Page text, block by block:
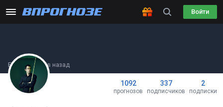
Войти
Был(а) 8 часов назад
1092
прогнозов
337
подписчиков
2
подписки